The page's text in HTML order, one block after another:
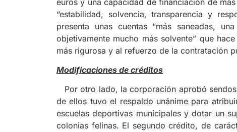
“estabilidad, solvencia, transparencia y
presenta unas cuentas “más saneadas,
objetivamente mucho más solvente” que
más rigurosa y al refuerzo de la contratación
Modificaciones de créditos
Por otro lado, la corporación aprobó
de ellos tuvo el respaldo unánime para
escuelas deportivas municipales y dotar un
colonias felinas. El segundo crédito, de